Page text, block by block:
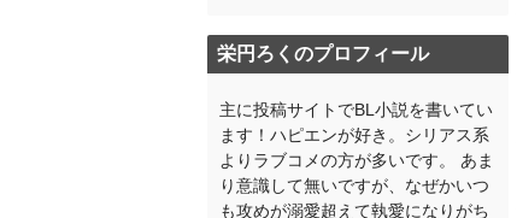
栄円ろくのプロフィール
主に投稿サイトでBL小説を書いてい
ます！ハピエンが好き。シリアス系
よりラブコメの方が多いです。 あま
り意識して無いですが、なぜかいつ
も攻めが溺愛超えて執愛になりがち